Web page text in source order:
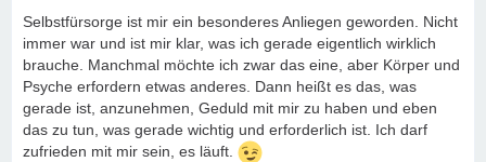
Selbstfürsorge ist mir ein besonderes Anliegen geworden. Nicht
immer war und ist mir klar, was ich gerade eigentlich wirklich
brauche. Manchmal möchte ich zwar das eine, aber Körper und
Psyche erfordern etwas anderes. Dann heißt es das, was
gerade ist, anzunehmen, Geduld mit mir zu haben und eben
das zu tun, was gerade wichtig und erforderlich ist. Ich darf
zufrieden mit mir sein, es läuft.